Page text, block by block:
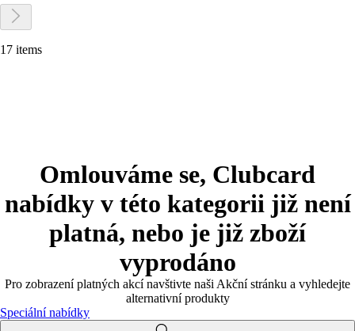
17 items
Omlouváme se, Clubcard
nabídky v této kategorii již není
platná, nebo je již zboží
vyprodáno
Pro zobrazení platných akcí navštivte naši Akční stránku a vyhledejte
alternativní produkty
Speciální nabídky